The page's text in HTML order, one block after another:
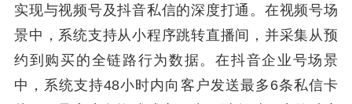
实现与视频号及抖音私信的深度打通。在视频号场
景中，系统支持从小程序跳转直播间，并采集从预
约到购买的全链路行为数据。在抖音企业号场景
中，系统支持48小时内向客户发送最多6条私信卡